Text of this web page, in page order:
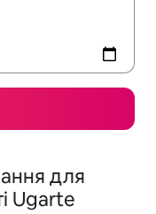
для
Ugarte